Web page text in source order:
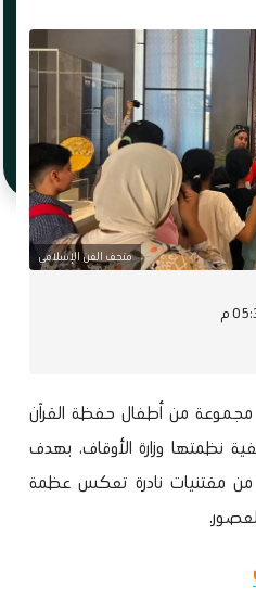
متحف الفن الإسلامي
مجموعة من أطفال حفظة القرآن
نظمتها وزارة الأوقاف، بهدف
مقتنيات نادرة تعكس عظمة